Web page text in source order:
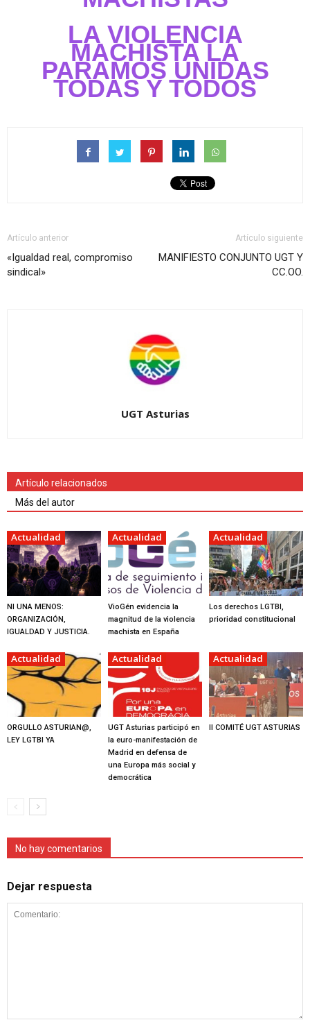
LA VIOLENCIA
MACHISTA LA
PARAMOS UNIDAS
TODAS Y TODOS
Artículo anterior
«Igualdad real, compromiso
sindical»
Artículo siguiente
MANIFIESTO CONJUNTO UGT Y
CC.OO.
UGT Asturias
Artículo relacionados
Más del autor
Actualidad
NI UNA MENOS:
ORGANIZACIÓN,
IGUALDAD Y JUSTICIA.
Actualidad
VioGén evidencia la
magnitud de la violencia
machista en España
Actualidad
Los derechos LGTBI,
prioridad constitucional
Actualidad
ORGULLO ASTURIAN@,
LEY LGTBI YA
Actualidad
UGT Asturias participó en
la euro-manifestación de
Madrid en defensa de
una Europa más social y
democrática
Actualidad
II COMITÉ UGT ASTURIAS
No hay comentarios
Dejar respuesta